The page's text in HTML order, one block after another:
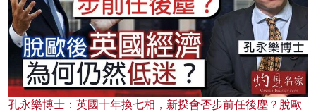
孔永樂博士：英國十年換七相，新揆會否步前任後塵？脫歐